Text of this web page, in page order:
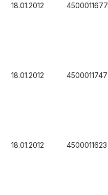
18.01.2012 4500011677
18.01.2012 4500011747
18.01.2012 4500011623